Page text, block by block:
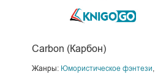
Carbon (Карбон)
Жанры: Юмористическое фэнтези,